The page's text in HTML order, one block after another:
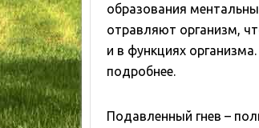
образования
отравляют организм,
и в функциях
подробнее.
Подавленный гнев –